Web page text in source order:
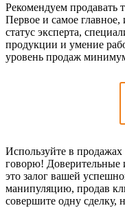
Рекомендуем продавать
Первое и самое главное,
статус эксперта,
продукции и умение
уровень продаж
Используйте в продажах
говорю! Доверительные
это залог вашей
манипуляцию, продав
совершите одну сделку,